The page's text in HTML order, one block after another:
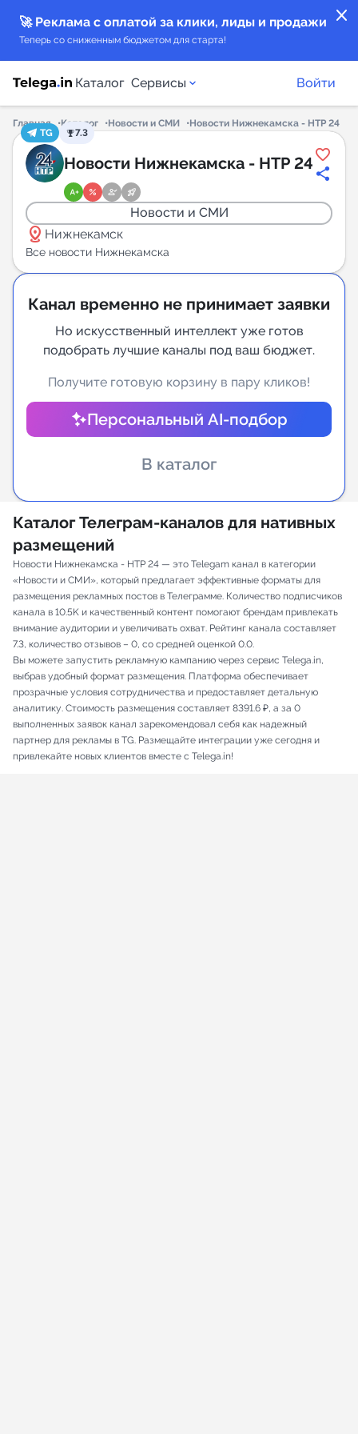
close
🚀 Реклама с оплатой за клики, лиды и продажи
Теперь со сниженным бюджетом для старта!
Каталог Сервисы
Каталог каналов
Каталог ботов
Горящие предложения
Индекс читаемости каналов в Telegram
Аналитика MAX каналов
New
Индивидуальное сопровождение
Аналитика Telegram
Войти
Главная Каталог Новости и СМИ
Новости Нижнекамска - НТР 24
TG
7.3
Новости Нижнекамска - НТР 24
Новости и СМИ
distance Нижнекамск
Все новости Нижнекамска
Канал временно не принимает заявки
Но искусственный интеллект уже готов
подобрать лучшие каналы под ваш бюджет.
Получите готовую корзину в пару кликов!
Персональный AI-подбор
В каталог
Каталог Телеграм-каналов для нативных
размещений
Новости Нижнекамска - НТР 24 — это Telegam канал в категории
«Новости и СМИ», который предлагает эффективные форматы для
размещения рекламных постов в Телеграмме. Количество подписчиков
канала в 10.5K и качественный контент помогают брендам привлекать
внимание аудитории и увеличивать охват. Рейтинг канала составляет
7.3, количество отзывов – 0, со средней оценкой 0.0.
Вы можете запустить рекламную кампанию через сервис Telega.in,
выбрав удобный формат размещения. Платформа обеспечивает
прозрачные условия сотрудничества и предоставляет детальную
аналитику. Стоимость размещения составляет 8391.6 ₽, а за 0
выполненных заявок канал зарекомендовал себя как надежный
партнер для рекламы в TG. Размещайте интеграции уже сегодня и
привлекайте новых клиентов вместе с Telega.in!